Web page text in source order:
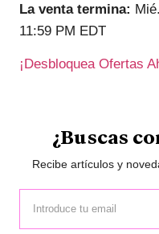
La venta termina:
11:59 PM EDT
¡Desbloquea Ofertas
¿Buscas
Recibe artículos y